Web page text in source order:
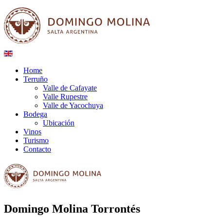
Home
Terruño
Valle de Cafayate
Valle Rupestre
Valle de Yacochuya
Bodega
Ubicación
Vinos
Turismo
Contacto
Domingo Molina Torrontés